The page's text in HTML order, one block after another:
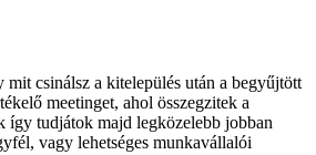
mit csinálsz a kitelepülés után a begyűjtött
meetinget, ahol összegzitek a
így tudjátok majd legközelebb jobban
vagy lehetséges munkavállalói